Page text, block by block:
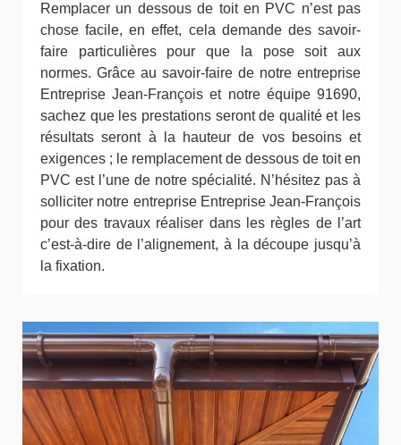
Remplacer un dessous de toit en PVC n’est pas
chose facile, en effet, cela demande des savoir-
faire particulières pour que la pose soit aux
normes. Grâce au savoir-faire de notre entreprise
Entreprise Jean-François et notre équipe 91690,
sachez que les prestations seront de qualité et les
résultats seront à la hauteur de vos besoins et
exigences ; le remplacement de dessous de toit en
PVC est l’une de notre spécialité. N’hésitez pas à
solliciter notre entreprise Entreprise Jean-François
pour des travaux réaliser dans les règles de l’art
c’est-à-dire de l’alignement, à la découpe jusqu’à
la fixation.